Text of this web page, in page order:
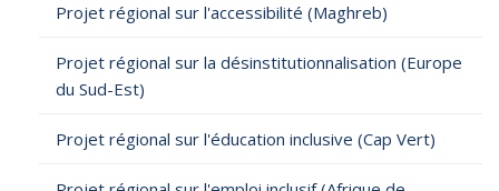
Projet régional sur l'accessibilité (Maghreb)
Projet régional sur la désinstitutionnalisation (Europe
du Sud-Est)
Projet régional sur l'éducation inclusive (Cap Vert)